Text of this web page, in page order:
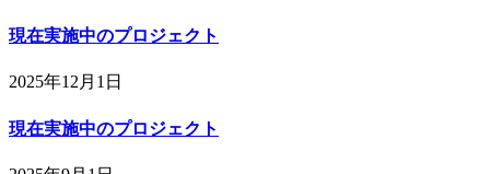
現在実施中のプロジェクト
2025年12月1日
現在実施中のプロジェクト